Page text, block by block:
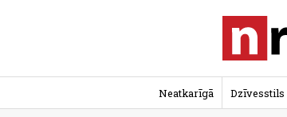
Neatkarīgā Dzīvesstils